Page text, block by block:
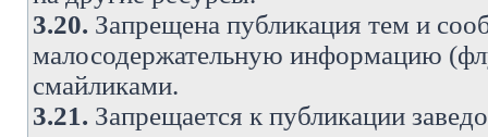
3.20. Запрещена публикация тем и
малосодержательную информацию
смайликами.
3.21. Запрещается к публикации